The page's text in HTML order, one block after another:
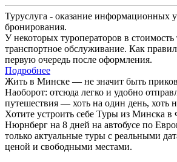
Туруслуга - оказание информационных
бронирования.
У некоторых туроператоров в стоимость
транспортное обслуживание. Как
первую очередь после оформления.
Подробнее
Жить в Минске — не значит быть
Наоборот: отсюда легко и удобно
путешествия — хоть на один день, хоть
Хотите устроить себе Туры из Минска
Нюрнберг на 8 дней на автобусе по
только актуальные туры с реальными
ценой и свободными местами.